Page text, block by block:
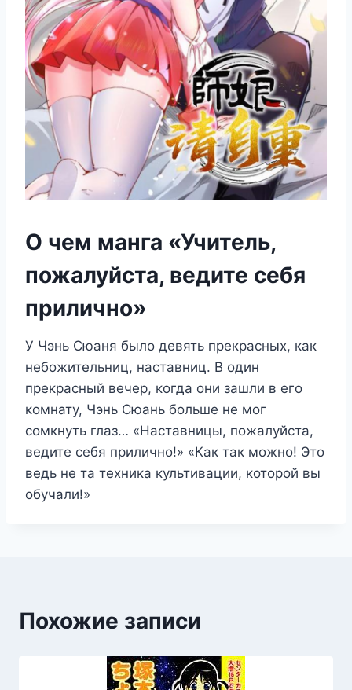
О чем манга «Учитель,
пожалуйста, ведите себя
прилично»
У Чэнь Сюаня было девять прекрасных, как
небожительниц, наставниц. В один
прекрасный вечер, когда они зашли в его
комнату, Чэнь Сюань больше не мог
сомкнуть глаз… «Наставницы, пожалуйста,
ведите себя прилично!» «Как так можно! Это
ведь не та техника культивации, которой вы
обучали!»
Похожие записи